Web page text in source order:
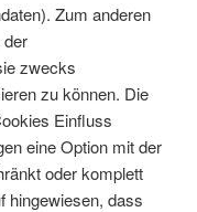
Zum anderen
der
zwecks
zu können. Die
Einfluss
eine Option mit der
oder komplett
hingewiesen, dass